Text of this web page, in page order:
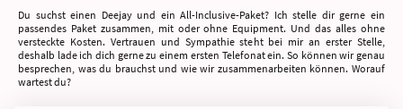
Du suchst einen Deejay und ein All-Inclusive-Paket? Ich stelle dir gerne ein
passendes Paket zusammen, mit oder ohne Equipment. Und das alles ohne
versteckte Kosten. Vertrauen und Sympathie steht bei mir an erster Stelle,
deshalb lade ich dich gerne zu einem ersten Telefonat ein. So können wir genau
besprechen, was du brauchst und wie wir zusammenarbeiten können. Worauf
wartest du?